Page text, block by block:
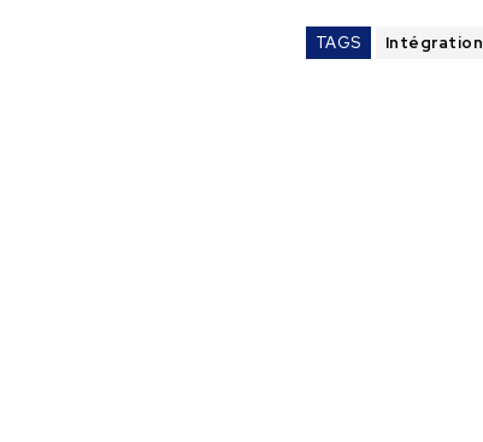
TAGS Intégration